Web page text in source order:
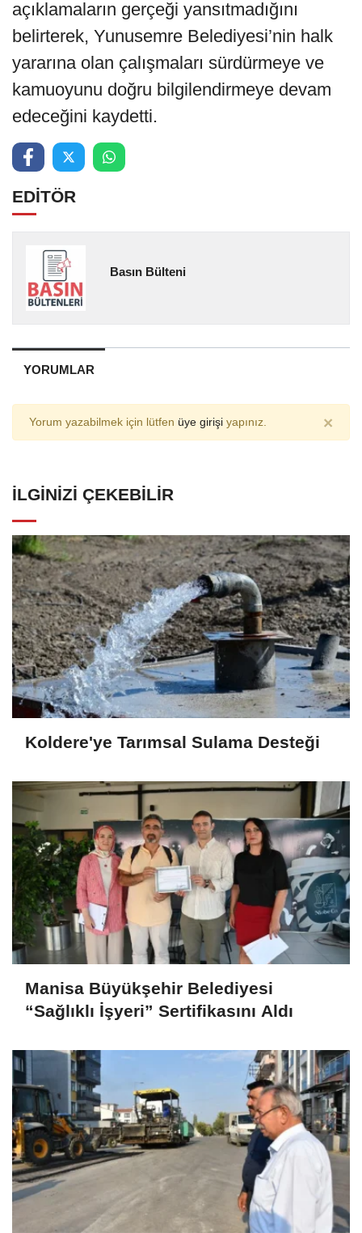
açıklamaların gerçeği yansıtmadığını
belirterek, Yunusemre Belediyesi’nin halk
yararına olan çalışmaları sürdürmeye ve
kamuoyunu doğru bilgilendirmeye devam
edeceğini kaydetti.
EDİTÖR
Basın Bülteni
YORUMLAR
Yorum yazabilmek için lütfen üye girişi yapınız. ×
İLGINIZI ÇEKEBILIR
Koldere'ye Tarımsal Sulama Desteği
Manisa Büyükşehir Belediyesi
“Sağlıklı İşyeri” Sertifikasını Aldı